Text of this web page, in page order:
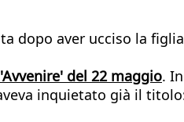
dopo aver ucciso la
del 22 maggio.
inquietato già il